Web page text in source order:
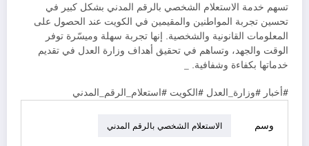
تسهم خدمة الاستعلام الشخصي بالرقم المدني بشكل كبير في
تحسين تجربة المواطنين والمقيمين في الكويت عند الحصول على
المعلومات القانونية والشخصية. إنها تجربة سهلة وميسّرة توفر
الوقت والجهد، وتساهم في تحقيق أهداف وزارة العدل في تقديم
خدماتها بكفاءة وشفافية. _
#أخبار #وزارة_العدل #الكويت #استعلام_الرقم_المدني
وسم الاستعلام الشخصي بالرقم المدني